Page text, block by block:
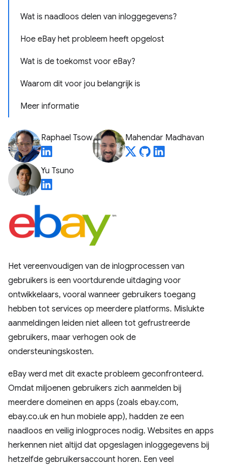
Wat is naadloos delen van inloggegevens?
Hoe eBay het probleem heeft opgelost
Wat is de toekomst voor eBay?
Waarom dit voor jou belangrijk is
Meer informatie
Raphael Tsow Mahendar Madhavan
Yu Tsuno
Het vereenvoudigen van de inlogprocessen van
gebruikers is een voortdurende uitdaging voor
ontwikkelaars, vooral wanneer gebruikers toegang
hebben tot services op meerdere platforms. Mislukte
aanmeldingen leiden niet alleen tot gefrustreerde
gebruikers, maar verhogen ook de
ondersteuningskosten.
eBay werd met dit exacte probleem geconfronteerd.
Omdat miljoenen gebruikers zich aanmelden bij
meerdere domeinen en apps (zoals ebay.com,
ebay.co.uk en hun mobiele app), hadden ze een
naadloos en veilig inlogproces nodig. Websites en apps
herkennen niet altijd dat opgeslagen inloggegevens bij
hetzelfde gebruikersaccount horen. Een veel